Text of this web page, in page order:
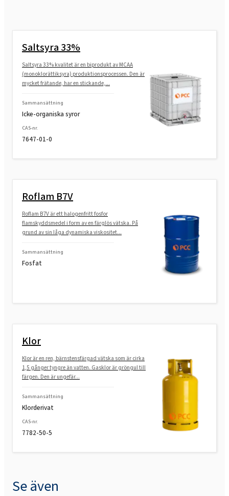
Saltsyra 33%
Saltsyra 33% kvalitet är en biprodukt av MCAA
(monoklorättiksyra) produktionsprocessen. Den är
mycket frätande, har en stickande,...
Sammansättning
Icke-organiska syror
CAS-nr.
7647-01-0
Roflam B7V
Roflam B7V är ett halogenfritt fosfor
flamskyddsmedel i form av en färglös vätska. På
grund av sin låga dynamiska viskositet...
Sammansättning
Fosfat
Klor
Klor är en ren, bärnstensfärgad vätska som är cirka
1,5 gånger tyngre än vatten. Gasklor är gröngul till
färgen. Den är ungefär...
Sammansättning
Klorderivat
CAS-nr.
7782-50-5
Se även